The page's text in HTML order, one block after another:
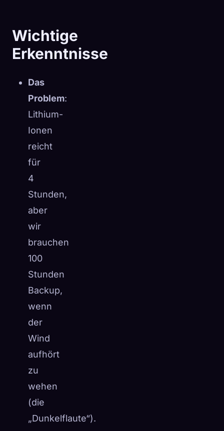
Wichtige
Erkenntnisse
Das
Problem:
Lithium-
Ionen
reicht
für
4
Stunden,
aber
wir
brauchen
100
Stunden
Backup,
wenn
der
Wind
aufhört
zu
wehen
(die
„Dunkelflaute“).
🧬
Gesammelt:
☁️ Speichere deine Sammlung auf allen Geräten
ENTDECKT
0